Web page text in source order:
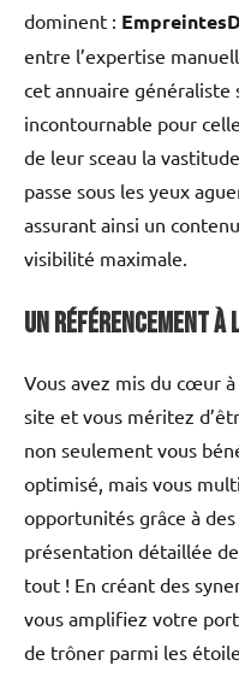
dominent :
entre l’expertise
cet annuaire généraliste
incontournable pour
de leur sceau la
passe sous les yeux
assurant ainsi un
visibilité maximale.
Un référencement à
Vous avez mis du cœur
site et vous méritez
non seulement vous
optimisé, mais vous
opportunités grâce à
présentation détaillée
tout ! En créant des
vous amplifiez votre
de trôner parmi les